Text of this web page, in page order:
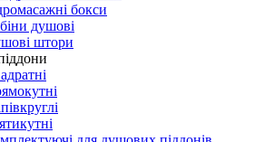
бокси
душові
штори